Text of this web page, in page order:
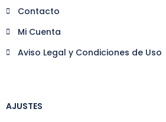
Contacto
Mi Cuenta
Aviso Legal y Condiciones de Uso
AJUSTES